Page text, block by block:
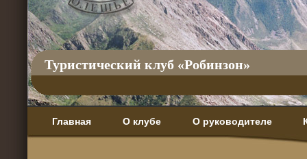
Туристический клуб «Робинзон»
Главная О клубе О руководителе